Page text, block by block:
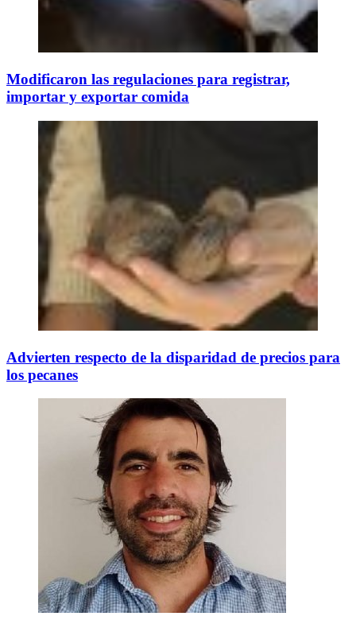
Modificaron las regulaciones para registrar,
importar y exportar comida
Advierten respecto de la disparidad de precios para
los pecanes